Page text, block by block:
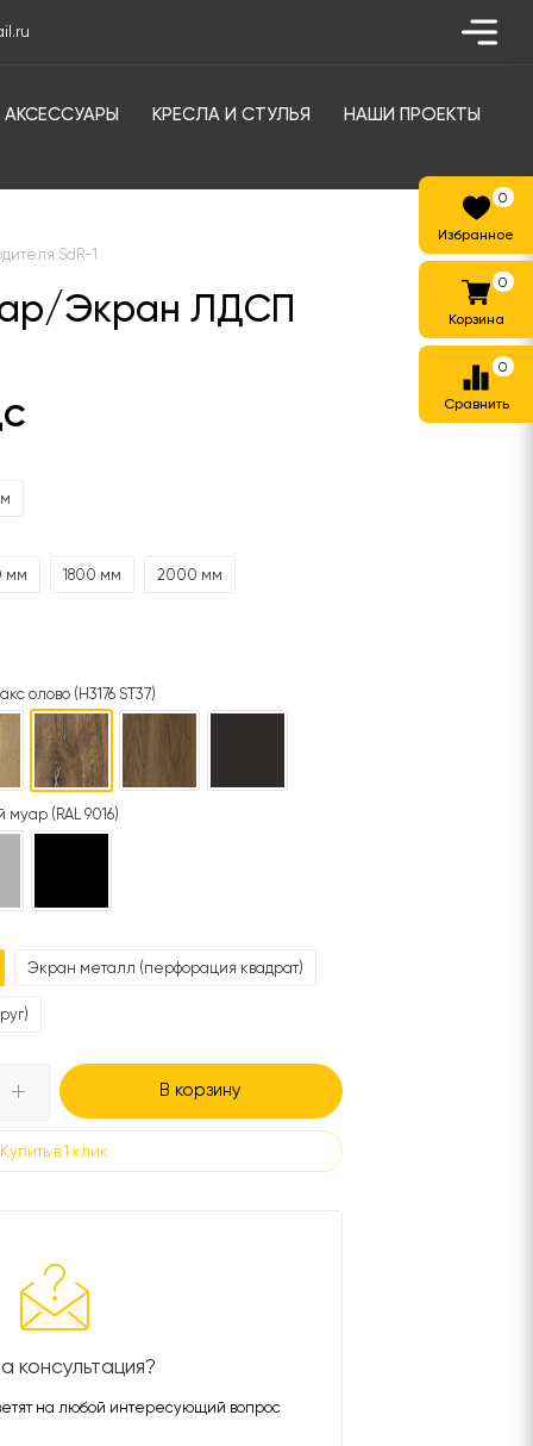
АКСЕССУАРЫ КРЕСЛА И СТУЛЬЯ НАШИ ПРОЕКТЫ
SdR-1
Экран ЛДСП
мм 1800 мм 2000 мм
олово (H3176 ST37)
(RAL 9016)
Экран металл (перфорация квадрат)
В корзину
Купить в 1 клик
консультация?
на любой интересующий вопрос
0
0
0